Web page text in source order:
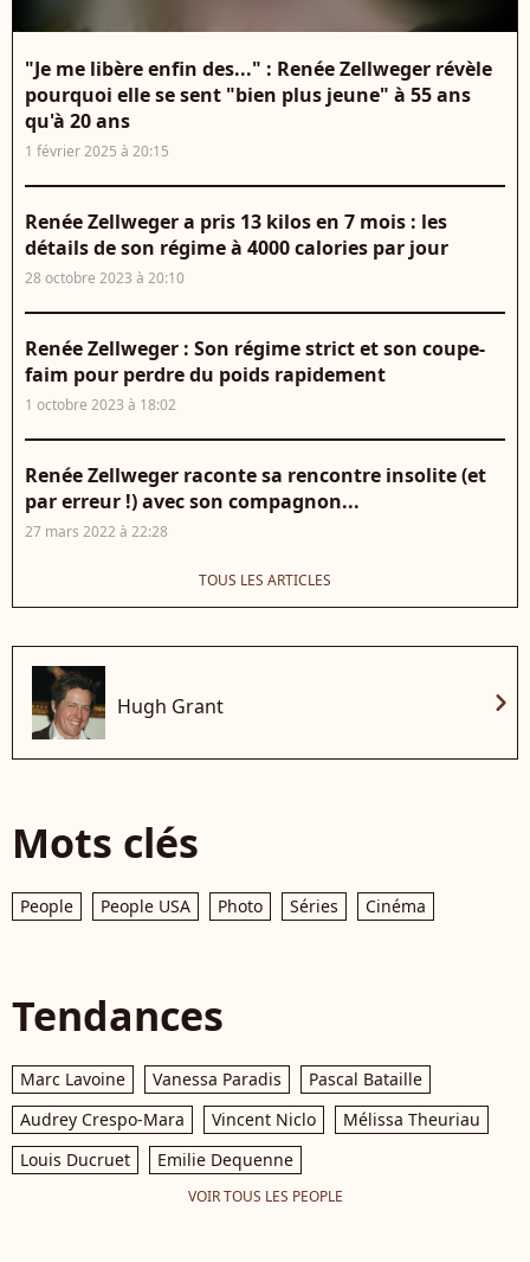
"Je me libère enfin des..." : Renée Zellweger révèle
pourquoi elle se sent "bien plus jeune" à 55 ans
qu'à 20 ans
1 février 2025 à 20:15
Renée Zellweger a pris 13 kilos en 7 mois : les
détails de son régime à 4000 calories par jour
28 octobre 2023 à 20:10
Renée Zellweger : Son régime strict et son coupe-
faim pour perdre du poids rapidement
1 octobre 2023 à 18:02
Renée Zellweger raconte sa rencontre insolite (et
par erreur !) avec son compagnon...
27 mars 2022 à 22:28
TOUS LES ARTICLES
Hugh Grant chevron_right
Mots clés
People People USA Photo Séries Cinéma
Tendances
Marc Lavoine Vanessa Paradis
Pascal Bataille
Audrey Crespo-Mara
Vincent Niclo
Mélissa Theuriau
Louis Ducruet
Emilie Dequenne
VOIR TOUS LES PEOPLE